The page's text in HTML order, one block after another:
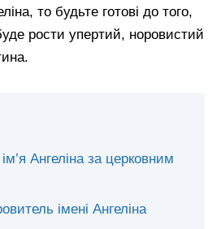
то будьте готові до того,
рости упертий, норовистий
Ангеліна за церковним
імені Ангеліна